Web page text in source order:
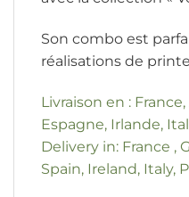
Son combo est
réalisations de
Livraison en :
Espagne, Irlande,
Delivery in: France ,
Spain, Ireland, Italy,